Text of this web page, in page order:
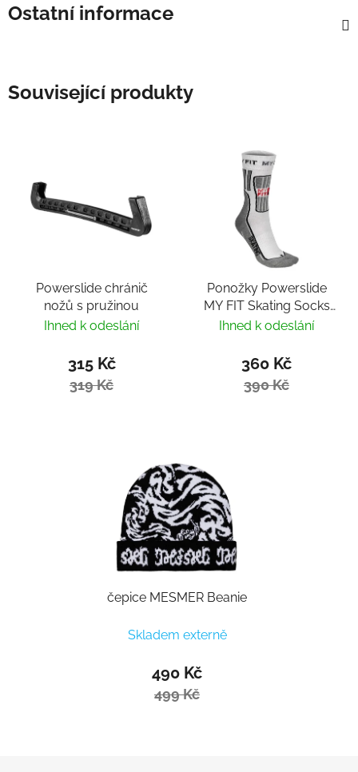
Ostatní informace
Související produkty
Powerslide chránič
nožů s pružinou
Ihned k odeslání
315 Kč
319 Kč
Ponožky Powerslide
MY FIT Skating Socks
Fitness
Ihned k odeslání
360 Kč
390 Kč
čepice MESMER Beanie
Skladem externě
490 Kč
499 Kč